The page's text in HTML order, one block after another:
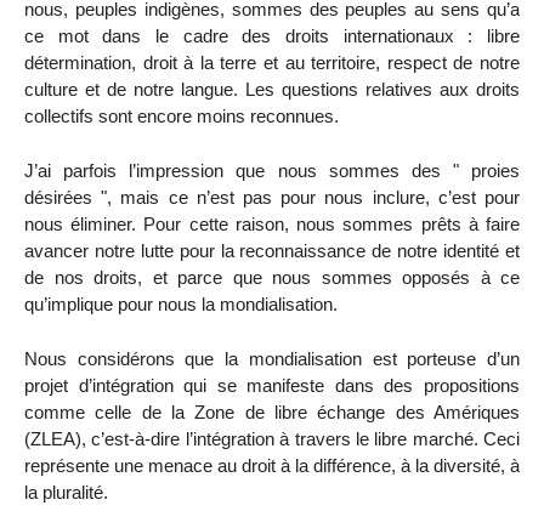
nous, peuples indigènes, sommes des peuples au sens qu’a
ce mot dans le cadre des droits internationaux : libre
détermination, droit à la terre et au territoire, respect de notre
culture et de notre langue. Les questions relatives aux droits
collectifs sont encore moins reconnues.
J’ai parfois l’impression que nous sommes des " proies
désirées ", mais ce n’est pas pour nous inclure, c’est pour
nous éliminer. Pour cette raison, nous sommes prêts à faire
avancer notre lutte pour la reconnaissance de notre identité et
de nos droits, et parce que nous sommes opposés à ce
qu’implique pour nous la mondialisation.
Nous considérons que la mondialisation est porteuse d’un
projet d’intégration qui se manifeste dans des propositions
comme celle de la Zone de libre échange des Amériques
(ZLEA), c’est-à-dire l’intégration à travers le libre marché. Ceci
représente une menace au droit à la différence, à la diversité, à
la pluralité.